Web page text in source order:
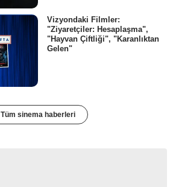
Vizyondaki Filmler:
"Ziyaretçiler: Hesaplaşma",
"Hayvan Çiftliği", "Karanlıktan
Gelen"
Tüm sinema haberleri